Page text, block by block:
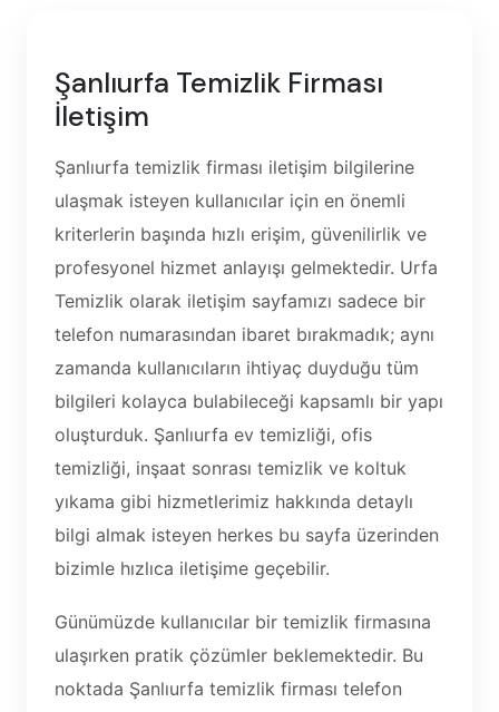
Şanlıurfa Temizlik Firması
İletişim
Şanlıurfa temizlik firması iletişim bilgilerine
ulaşmak isteyen kullanıcılar için en önemli
kriterlerin başında hızlı erişim, güvenilirlik ve
profesyonel hizmet anlayışı gelmektedir. Urfa
Temizlik olarak iletişim sayfamızı sadece bir
telefon numarasından ibaret bırakmadık; aynı
zamanda kullanıcıların ihtiyaç duyduğu tüm
bilgileri kolayca bulabileceği kapsamlı bir yapı
oluşturduk. Şanlıurfa ev temizliği, ofis
temizliği, inşaat sonrası temizlik ve koltuk
yıkama gibi hizmetlerimiz hakkında detaylı
bilgi almak isteyen herkes bu sayfa üzerinden
bizimle hızlıca iletişime geçebilir.
Günümüzde kullanıcılar bir temizlik firmasına
ulaşırken pratik çözümler beklemektedir. Bu
noktada Şanlıurfa temizlik firması telefon